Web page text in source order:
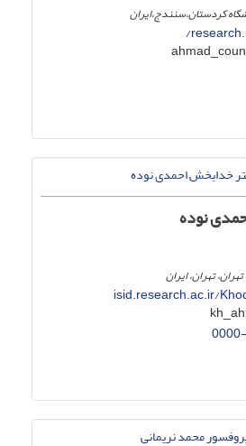
کردستان،سنندج،ایران
نوده
تهران، ایران
isid.research.ac.ir/